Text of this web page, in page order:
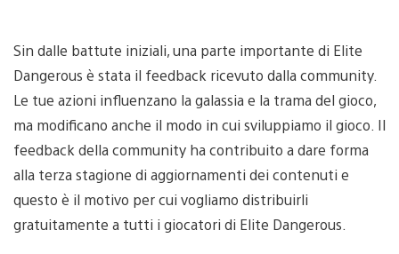
Sin dalle battute iniziali, una parte importante di Elite
Dangerous è stata il feedback ricevuto dalla community.
Le tue azioni influenzano la galassia e la trama del gioco,
ma modificano anche il modo in cui sviluppiamo il gioco. Il
feedback della community ha contribuito a dare forma
alla terza stagione di aggiornamenti dei contenuti e
questo è il motivo per cui vogliamo distribuirli
gratuitamente a tutti i giocatori di Elite Dangerous.